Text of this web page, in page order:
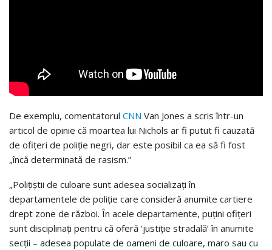
De exemplu, comentatorul CNN Van Jones a scris într-un
articol de opinie că moartea lui Nichols ar fi putut fi cauzată
de ofițeri de poliție negri, dar este posibil ca ea să fi fost
„încă determinată de rasism.”
„Polițiștii de culoare sunt adesea socializați în
departamentele de poliție care consideră anumite cartiere
drept zone de război. În acele departamente, puțini ofițeri
sunt disciplinați pentru că oferă ‘justiție stradală’ în anumite
secții – adesea populate de oameni de culoare, maro sau cu